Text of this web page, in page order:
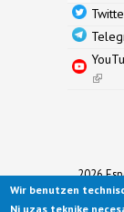
(link
2026
Ported to
Wir benutzen
Ni uzas teknike